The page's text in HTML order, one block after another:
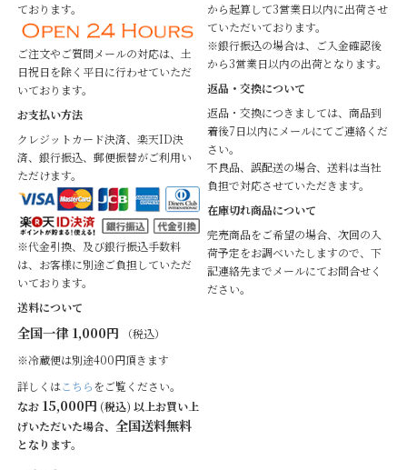
ております。
ご注文やご質問メールの対応は、土
日祝日を除く平日に行わせていただ
いております。
お支払い方法
クレジットカード決済、楽天ID決
済、銀行振込、郵便振替がご利用い
ただけます。
※代金引換、及び銀行振込手数料
は、お客様に別途ご負担していただ
いております。
送料について
全国一律 1,000円 （税込）
※冷蔵便は別途400円頂きます
詳しくはこちらをご覧ください。
なお 15,000円 (税込) 以上お買い上
げいただいた場合、 全国送料無料
となります。
から起算して3営業日以内に出荷させ
ていただいております。
※銀行振込の場合は、ご入金確認後
から3営業日以内の出荷となります。
返品・交換について
返品・交換につきましては、商品到
着後7日以内にメールにてご連絡くだ
さい。
不良品、誤配送の場合、送料は当社
負担で対応させていただきます。
在庫切れ商品について
完売商品をご希望の場合、次回の入
荷予定をお調べいたしますので、下
記連絡先までメールにてお問合せく
ださい。